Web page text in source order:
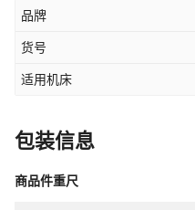
品牌
货号
适用机床
包装信息
商品件重尺